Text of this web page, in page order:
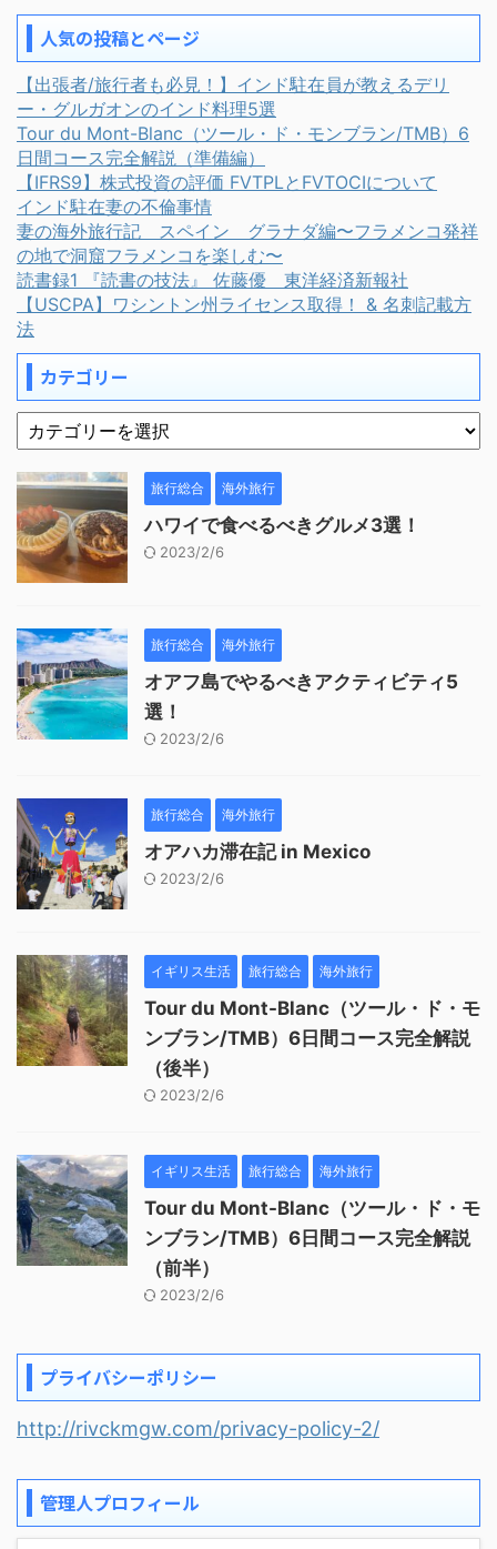
人気の投稿とページ
【出張者/旅行者も必見！】インド駐在員が教えるデリ
ー・グルガオンのインド料理5選
Tour du Mont-Blanc（ツール・ド・モンブラン/TMB）6
日間コース完全解説（準備編）
【IFRS9】株式投資の評価 FVTPLとFVTOCIについて
インド駐在妻の不倫事情
妻の海外旅行記 スペイン グラナダ編〜フラメンコ発祥
の地で洞窟フラメンコを楽しむ〜
読書録1 『読書の技法』 佐藤優 東洋経済新報社
【USCPA】ワシントン州ライセンス取得！ & 名刺記載方
法
カテゴリー
旅行総合 海外旅行
ハワイで食べるべきグルメ3選！
2023/2/6
旅行総合 海外旅行
オアフ島でやるべきアクティビティ5
選！
2023/2/6
旅行総合 海外旅行
オアハカ滞在記 in Mexico
2023/2/6
イギリス生活 旅行総合 海外旅行
Tour du Mont-Blanc（ツール・ド・モ
ンブラン/TMB）6日間コース完全解説
（後半）
2023/2/6
イギリス生活 旅行総合 海外旅行
Tour du Mont-Blanc（ツール・ド・モ
ンブラン/TMB）6日間コース完全解説
（前半）
2023/2/6
プライバシーポリシー
http://rivckmgw.com/privacy-policy-2/
管理人プロフィール